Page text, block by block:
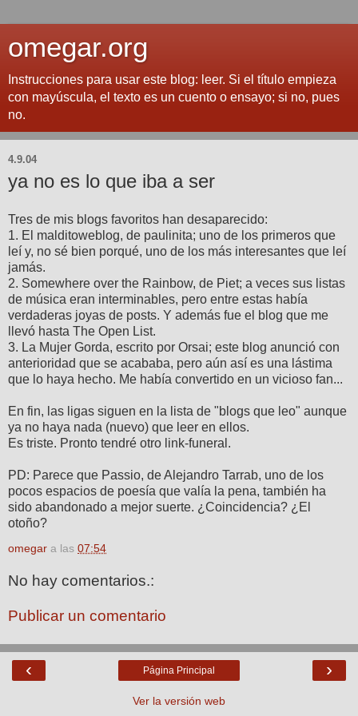
omegar.org
Instrucciones para usar este blog: leer. Si el título empieza
con mayúscula, el texto es un cuento o ensayo; si no, pues
no.
4.9.04
ya no es lo que iba a ser
Tres de mis blogs favoritos han desaparecido:
1. El malditoweblog, de paulinita; uno de los primeros que
leí y, no sé bien porqué, uno de los más interesantes que leí
jamás.
2. Somewhere over the Rainbow, de Piet; a veces sus listas
de música eran interminables, pero entre estas había
verdaderas joyas de posts. Y además fue el blog que me
llevó hasta The Open List.
3. La Mujer Gorda, escrito por Orsai; este blog anunció con
anterioridad que se acababa, pero aún así es una lástima
que lo haya hecho. Me había convertido en un vicioso fan...
En fin, las ligas siguen en la lista de "blogs que leo" aunque
ya no haya nada (nuevo) que leer en ellos.
Es triste. Pronto tendré otro link-funeral.
PD: Parece que Passio, de Alejandro Tarrab, uno de los
pocos espacios de poesía que valía la pena, también ha
sido abandonado a mejor suerte. ¿Coincidencia? ¿El
otoño?
omegar a las 07:54
No hay comentarios.:
Publicar un comentario
‹ ›
Página Principal
Ver la versión web